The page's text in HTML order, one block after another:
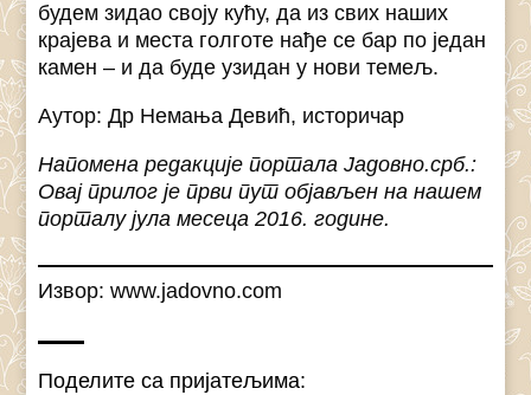
будем зидао своју кућу, да из свих наших
крајева и места голготе нађе се бар по један
камен – и да буде узидан у нови темељ.
Аутор: Др Немања Девић, историчар
Напомена редакције портала Јадовно.срб.:
Овај прилог је први пут објављен на нашем
порталу јула месеца 2016. године.
Извор: www.jadovno.com
Поделите са пријатељима: